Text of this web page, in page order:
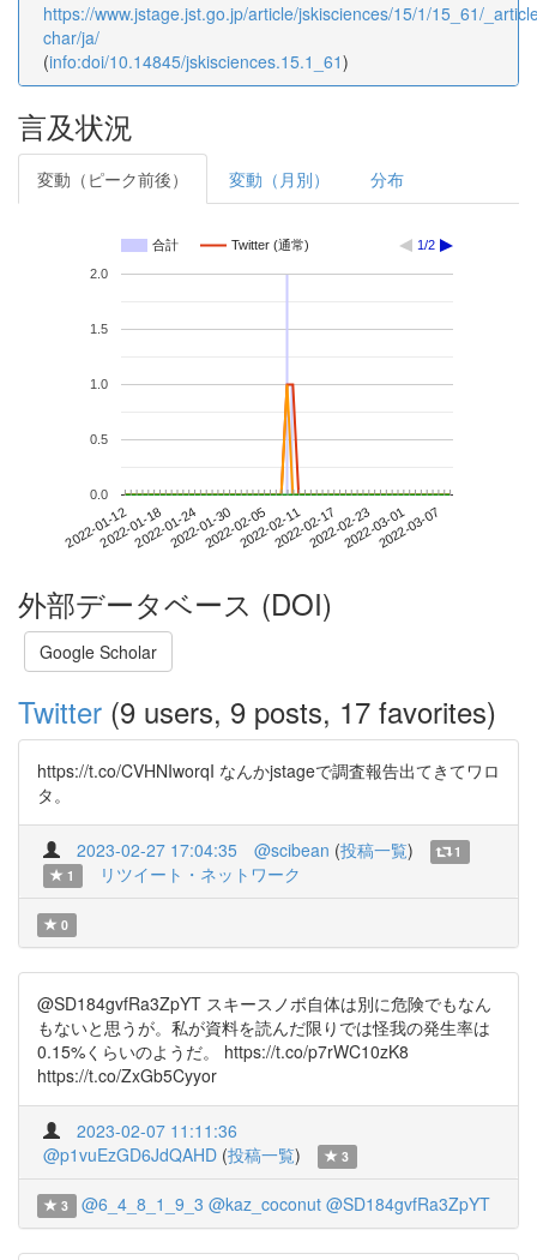
https://www.jstage.jst.go.jp/article/jskisciences/15/1/15_61/
char/ja/
(info:doi/10.14845/jskisciences.15.1_61)
言及状況
変動（ピーク前後） 変動（月別） 分布
合計 Twitter (通常) 1/2
2022-01-122022-01-182022-01-242022-01-302022-02-052022-02-112022-02-172022-02-232022-03-012022-03-07
0.0
0.5
1.0
1.5
2.0
外部データベース (DOI)
Google Scholar
Twitter (9 users, 9 posts, 17 favorites)
https://t.co/CVHNIworqI なんかjstageで調査報告出てきてワロ
タ。
2023-02-27 17:04:35 @scibean (投稿一覧)
1
1
リツイート・ネットワーク
0
@SD184gvfRa3ZpYT スキースノボ自体は別に危険でもなん
もないと思うが。私が資料を読んだ限りでは怪我の発生率は
0.15%くらいのようだ。 https://t.co/p7rWC10zK8
https://t.co/ZxGb5Cyyor
2023-02-07 11:11:36
@p1vuEzGD6JdQAHD (投稿一覧) 3
3 @6_4_8_1_9_3 @kaz_coconut @SD184gvfRa3ZpYT